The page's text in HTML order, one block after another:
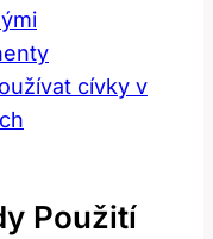
cívky v
Použití